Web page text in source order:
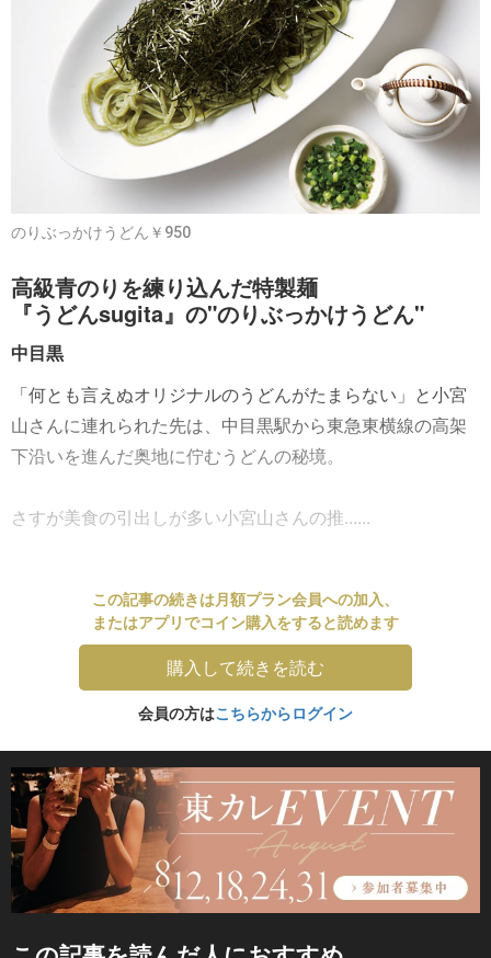
のりぶっかけうどん￥950
高級青のりを練り込んだ特製麺
『うどんsugita』の"のりぶっかけうどん"
中目黒
「何とも言えぬオリジナルのうどんがたまらない」と小宮
山さんに連れられた先は、中目黒駅から東急東横線の高架
下沿いを進んだ奥地に佇むうどんの秘境。
さすが美食の引出しが多い小宮山さんの推......
この記事の続きは月額プラン会員への加入、
またはアプリでコイン購入をすると読めます
購入して続きを読む
会員の方はこちらからログイン